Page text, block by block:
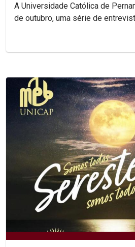
A Universidade Católica de
de outubro, uma série de